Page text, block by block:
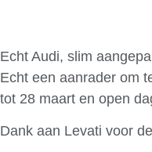
Echt Audi, slim
Echt een aanrader om
tot 28 maart en open
Dank aan Levati voor